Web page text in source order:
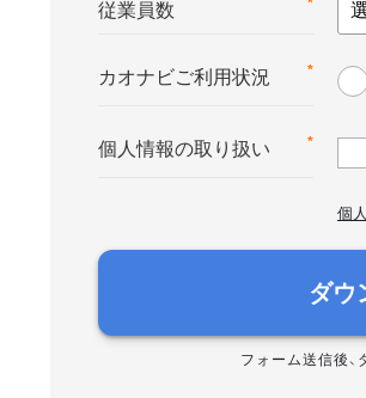
*
従業員数
*
カオナビご利用状況
*
個人情報の取り扱い
個
ダウ
フォーム送信後